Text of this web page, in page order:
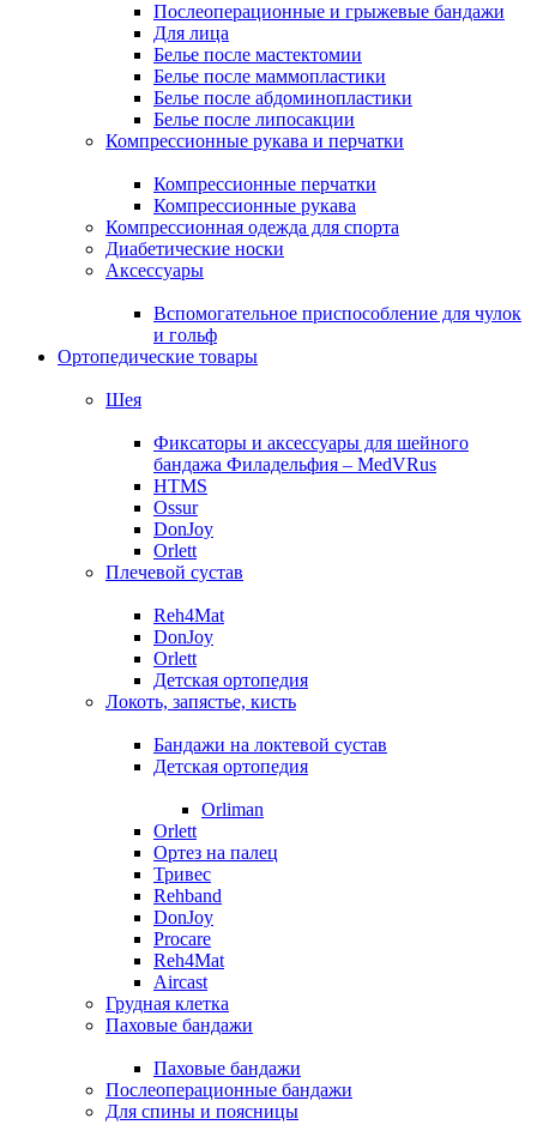
Послеоперационные и грыжевые бандажи
Для лица
Белье после мастектомии
Белье после маммопластики
Белье после абдоминопластики
Белье после липосакции
Компрессионные рукава и перчатки
Компрессионные перчатки
Компрессионные рукава
Компрессионная одежда для спорта
Диабетические носки
Аксессуары
Вспомогательное приспособление для чулок
и гольф
Ортопедические товары
Шея
Фиксаторы и аксессуары для шейного
бандажа Филадельфия – MedVRus
HTMS
Ossur
DonJoy
Orlett
Плечевой сустав
Reh4Mat
DonJoy
Orlett
Детская ортопедия
Локоть, запястье, кисть
Бандажи на локтевой сустав
Детская ортопедия
Orliman
Orlett
Ортез на палец
Тривес
Rehband
DonJoy
Procare
Reh4Mat
Aircast
Грудная клетка
Паховые бандажи
Паховые бандажи
Послеоперационные бандажи
Для спины и поясницы